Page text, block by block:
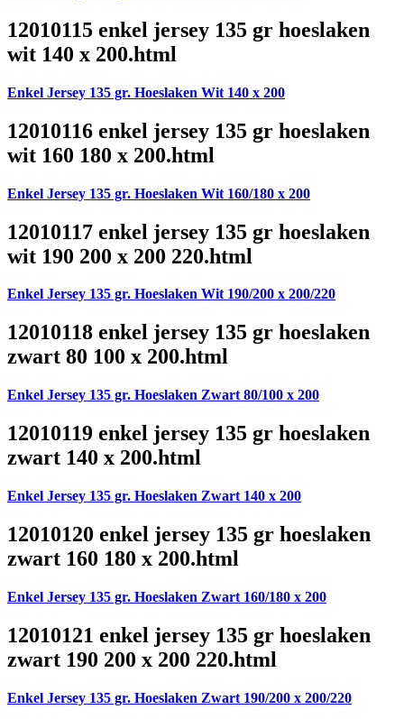
12010115 enkel jersey 135 gr hoeslaken
wit 140 x 200.html
Enkel Jersey 135 gr. Hoeslaken Wit 140 x 200
12010116 enkel jersey 135 gr hoeslaken
wit 160 180 x 200.html
Enkel Jersey 135 gr. Hoeslaken Wit 160/180 x 200
12010117 enkel jersey 135 gr hoeslaken
wit 190 200 x 200 220.html
Enkel Jersey 135 gr. Hoeslaken Wit 190/200 x 200/220
12010118 enkel jersey 135 gr hoeslaken
zwart 80 100 x 200.html
Enkel Jersey 135 gr. Hoeslaken Zwart 80/100 x 200
12010119 enkel jersey 135 gr hoeslaken
zwart 140 x 200.html
Enkel Jersey 135 gr. Hoeslaken Zwart 140 x 200
12010120 enkel jersey 135 gr hoeslaken
zwart 160 180 x 200.html
Enkel Jersey 135 gr. Hoeslaken Zwart 160/180 x 200
12010121 enkel jersey 135 gr hoeslaken
zwart 190 200 x 200 220.html
Enkel Jersey 135 gr. Hoeslaken Zwart 190/200 x 200/220